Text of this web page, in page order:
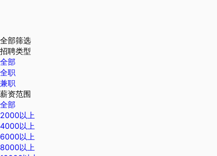
全部筛选
招聘类型
全部
全职
兼职
薪资范围
全部
2000以上
4000以上
6000以上
8000以上